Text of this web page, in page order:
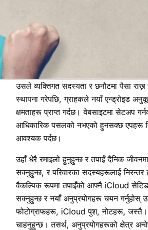
उसले व्यक्तिगत सदस्यता र छनौटमा पैसा
स्थापना गरेपछि, ग्राहकले नयाँ एन्ड्रोइड
क्षमताहरू प्राप्त गर्दछ। वेबसाइटमा सेटअप
आधिकारिक पसलको नभएको हुनसक्छ एपहरू
आवश्यक पर्दछ।
उहाँ धेरै रमाइलो हुनुहुन्छ र तपाईं दैनिक
सक्नुहुन्छ, र परिवारका सदस्यहरूलाई निरन्तर
वैकल्पिक रूपमा तपाइँको आफ्नै iCloud
सक्नुहुन्छ र नयाँ अनुप्रयोगहरू चयन गर्नुहोस्
फोटोग्राफहरू, iCloud पुश, नोटहरू,
चाहनुहुन्छ। तसर्थ, अनुप्रयोगहरूको क्षेत्र